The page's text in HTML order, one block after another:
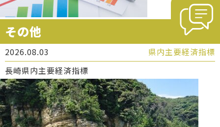
その他
2026.08.03
県内主要経済指標
長崎県内主要経済指標